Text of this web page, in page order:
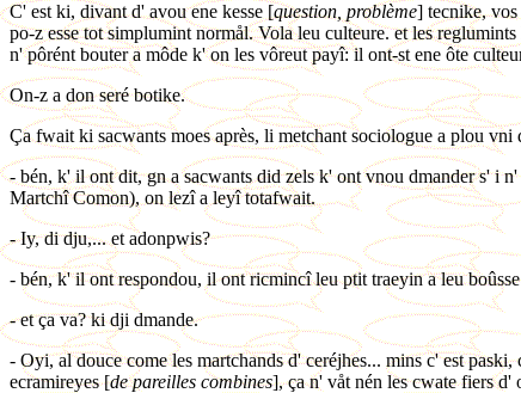
C' est ki, divant d' avou ene kesse [question, problème] tecnike, vos
po-z esse tot simplumint normål. Vola leu culteure. et les
n' pôrént bouter a môde k' on les vôreut payî: il ont-st ene ôte
On-z a don seré botike.
Ça fwait ki sacwants moes après, li metchant sociologue a plou
- bén, k' il ont dit, gn a sacwants did zels k' ont vnou dmander s' i
Martchî Comon), on lezî a leyî totafwait.
- Iy, di dju,... et adonpwis?
- bén, k' il ont respondou, il ont ricmincî leu ptit traeyin a leu
- et ça va? ki dji dmande.
- Oyi, al douce come les martchands d' ceréjhes... mins c' est
ecramireyes [de pareilles combines], ça n' våt nén les cwate fiers d'